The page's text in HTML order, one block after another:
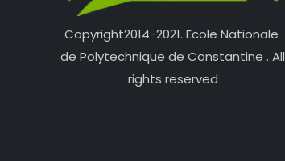
Copyright2014-2021. Ecole Nationale
de Polytechnique de Constantine . All
rights reserved